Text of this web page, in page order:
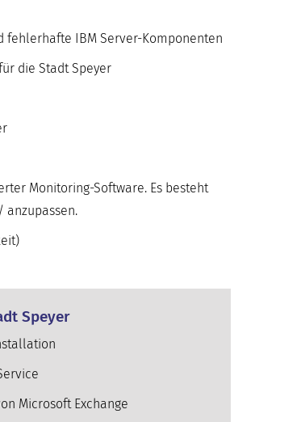
fehlerhafte IBM Server-Komponenten
die Stadt Speyer
Monitoring-Software. Es besteht
anzupassen.
Speyer
Microsoft Exchange